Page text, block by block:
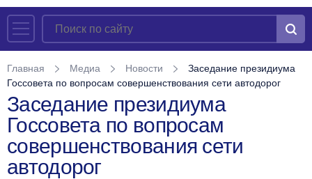
Главная Медиа Новости
Заседание президиума
Госсовета по вопросам совершенствования сети автодорог
Заседание президиума
Госсовета по вопросам
совершенствования сети
автодорог